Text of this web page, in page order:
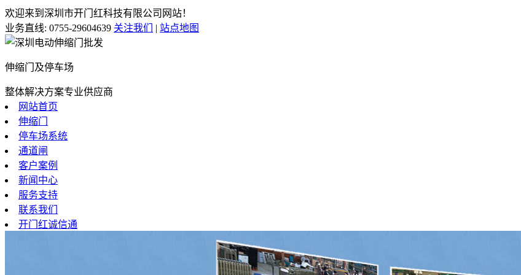
欢迎来到深圳市开门红科技有限公司网站！
业务直线: 0755-29604639 关注我们 | 站点地图
伸缩门及停车场
整体解决方案专业供应商
网站首页
伸缩门
停车场系统
通道闸
客户案例
新闻中心
服务支持
联系我们
开门红诚信通